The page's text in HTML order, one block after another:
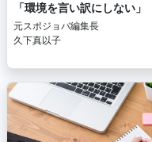
「環境を言い訳にしない」
元スポジョバ編集長
久下真以子